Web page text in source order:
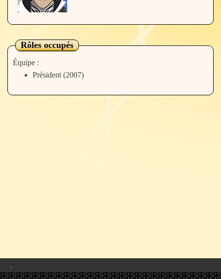
Se connecter
S'inscrire
Rôles occupés
Équipe :
Président (2007)
.